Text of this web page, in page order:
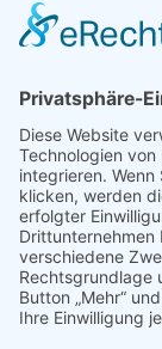
Mädchenspiele
Panzerspiele
Tierspiele
Weltraumspiele
Links:
Game Server
FAQ und Hilfe
Spiele Payments